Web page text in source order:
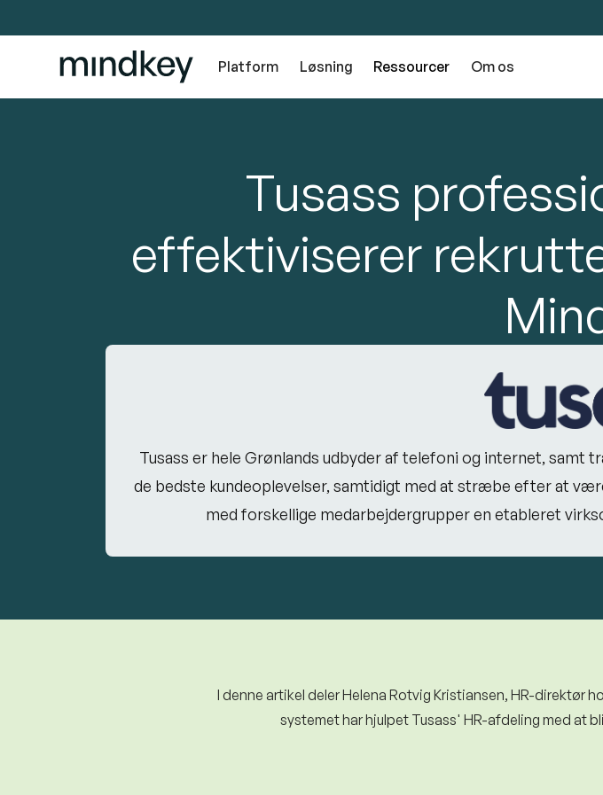
Platform Løsning Ressourcer Om os
Tusass
effektiviserer
Tusass er hele Grønlands udbyder af telefoni og internet, samt
de bedste kundeoplevelser, samtidigt med at stræbe efter at
med forskellige medarbejdergrupper en etableret
I denne artikel deler Helena Rotvig Kristiansen, HR-direktør
systemet har hjulpet Tusass' HR-afdeling med at